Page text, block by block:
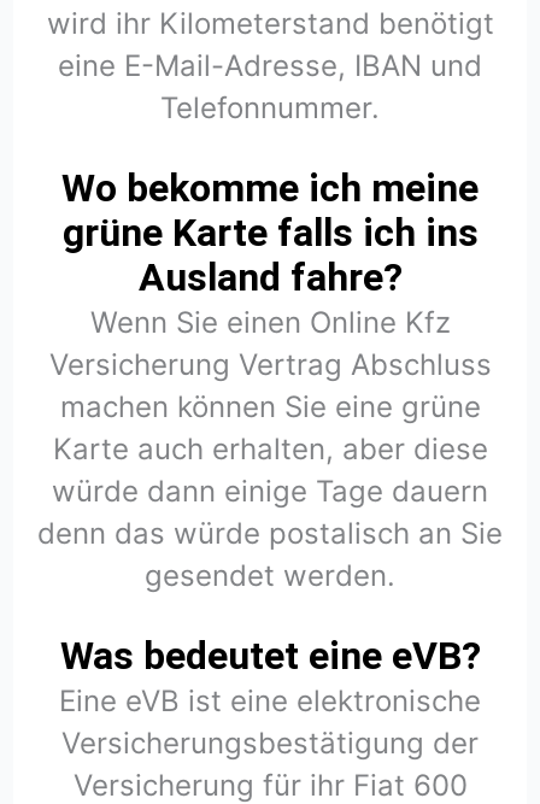
wird ihr Kilometerstand benötigt
eine E-Mail-Adresse, IBAN und
Telefonnummer.
Wo bekomme ich meine
grüne Karte falls ich ins
Ausland fahre?
Wenn Sie einen Online Kfz
Versicherung Vertrag Abschluss
machen können Sie eine grüne
Karte auch erhalten, aber diese
würde dann einige Tage dauern
denn das würde postalisch an Sie
gesendet werden.
Was bedeutet eine eVB?
Eine eVB ist eine elektronische
Versicherungsbestätigung der
Versicherung für ihr Fiat 600